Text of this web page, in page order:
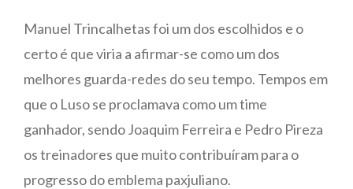
Manuel Trincalhetas foi um dos escolhidos e o
certo é que viria a afirmar-se como um dos
melhores guarda-redes do seu tempo. Tempos em
que o Luso se proclamava como um time
ganhador, sendo Joaquim Ferreira e Pedro Pireza
os treinadores que muito contribuíram para o
progresso do emblema paxjuliano.